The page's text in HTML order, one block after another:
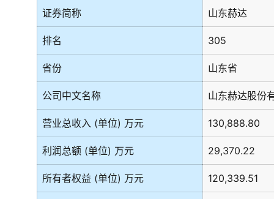
证券简称 山东赫达
排名 305
省份 山东省
公司中文名称 山东赫达股份
营业总收入 (单位) 万元 130,888.80
利润总额 (单位) 万元 29,370.22
所有者权益 (单位) 万元 120,339.51